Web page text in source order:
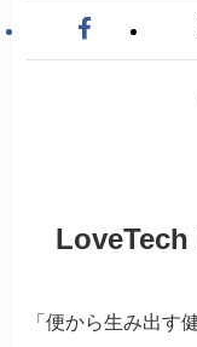
LoveTech
「便から生み出す